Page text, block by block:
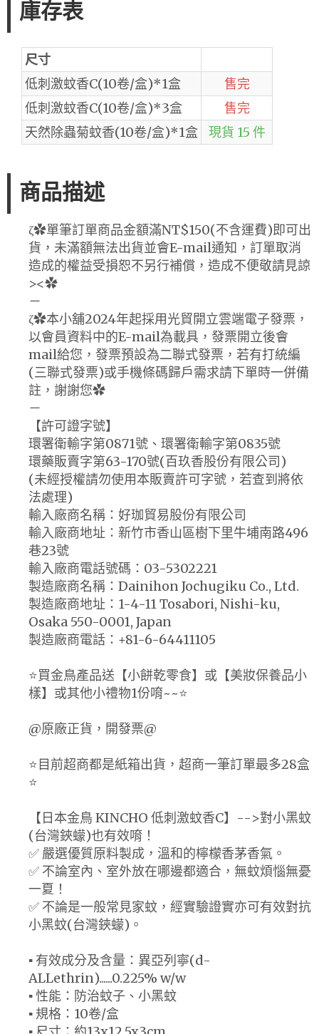
庫存表
尺寸
低刺激蚊香C(10卷/盒)*1盒
售完
低刺激蚊香C(10卷/盒)*3盒
售完
天然除蟲菊蚊香(10卷/盒)*1盒
現貨 15 件
商品描述
ζ✿單筆訂單商品金額滿NT$150(不含運費)即可出
貨，未滿額無法出貨並會E-mail通知，訂單取消
造成的權益受損恕不另行補償，造成不便敬請見諒
><✿
－
ζ✿本小舖2024年起採用光貿開立雲端電子發票，
以會員資料中的E-mail為載具，發票開立後會
mail給您，發票預設為二聯式發票，若有打統編
(三聯式發票)或手機條碼歸戶需求請下單時一併備
註，謝謝您✿
－
【許可證字號】
環署衛輸字第0871號、環署衛輸字第0835號
環藥販賣字第63-170號(百玖香股份有限公司)
(未經授權請勿使用本販賣許可字號，若查到將依
法處理)
輸入廠商名稱：好珈貿易股份有限公司
輸入廠商地址：新竹市香山區樹下里牛埔南路496
巷23號
輸入廠商電話號碼：03-5302221
製造廠商名稱：Dainihon Jochugiku Co., Ltd.
製造廠商地址：1-4-11 Tosabori, Nishi-ku,
Osaka 550-0001, Japan
製造廠商電話：+81-6-64411105
⭐️買金鳥產品送【小餅乾零食】或【美妝保養品小
樣】或其他小禮物1份唷~~⭐️
@原廠正貨，開發票@
⭐️目前超商都是紙箱出貨，超商一筆訂單最多28盒
⭐️
【日本金鳥 KINCHO 低刺激蚊香C】-->對小黑蚊
(台灣鋏蠓)也有效唷！
✅ 嚴選優質原料製成，溫和的檸檬香茅香氣。
✅ 不論室內、室外放在哪邊都適合，無蚊煩惱無憂
一夏！
✅ 不論是一般常見家蚊，經實驗證實亦可有效對抗
小黑蚊(台灣鋏蠓)。
▪ 有效成分及含量：異亞列寧(d-
ALLethrin)......0.225% w/w
▪ 性能：防治蚊子、小黑蚊
▪ 規格：10卷/盒